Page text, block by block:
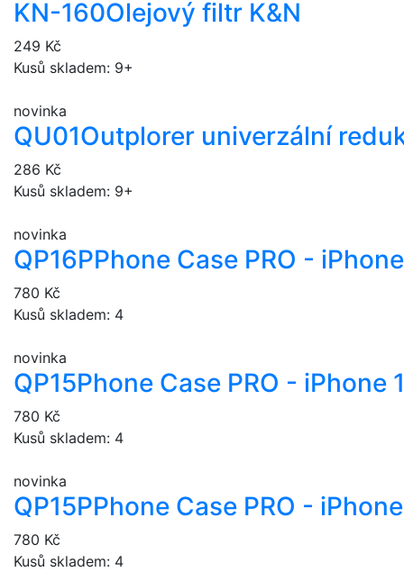
KN-160Olejový filtr K&N
249 Kč
Kusů skladem: 9+
novinka
QU01Outplorer univerzální
286 Kč
Kusů skladem: 9+
novinka
QP16PPhone Case PRO -
780 Kč
Kusů skladem: 4
novinka
QP15Phone Case PRO - iPhone
780 Kč
Kusů skladem: 4
novinka
QP15PPhone Case PRO -
780 Kč
Kusů skladem: 4